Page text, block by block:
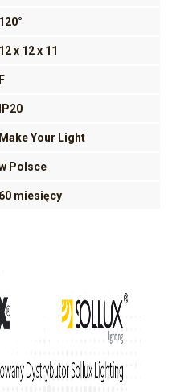
120°
12 x 12 x 11
F
IP20
Make Your Light
Polsce
60 miesięcy